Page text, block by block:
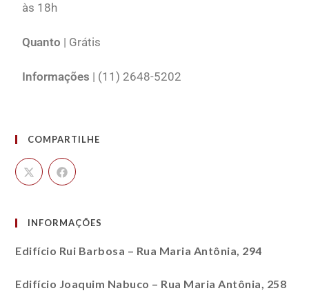
às 18h
Quanto | Grátis
Informações | (11) 2648-5202
COMPARTILHE
INFORMAÇÕES
Edifício Rui Barbosa – Rua Maria Antônia, 294
Edifício Joaquim Nabuco – Rua Maria Antônia, 258